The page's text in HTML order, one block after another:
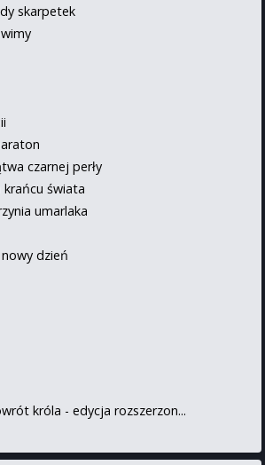
skarpetek
czarnej perły
krańcu świata
umarlaka
nowy dzień
króla - edycja rozszerzon...